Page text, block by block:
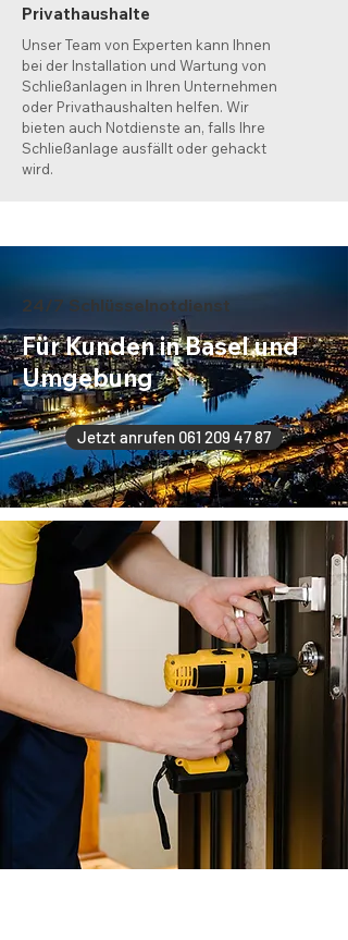
Privathaushalte
Unser Team von Experten kann Ihnen
bei der Installation und Wartung von
Schließanlagen in Ihren Unternehmen
oder Privathaushalten helfen. Wir
bieten auch Notdienste an, falls Ihre
Schließanlage ausfällt oder gehackt
wird.
24/7 Schlüsselnotdienst
Für Kunden in Basel und
Umgebung
Jetzt anrufen 061 209 47 87